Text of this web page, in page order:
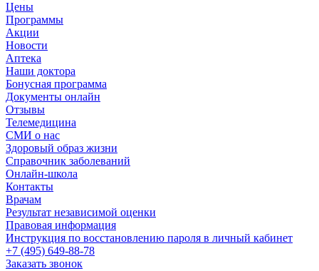
Цены
Программы
Акции
Новости
Аптека
Наши доктора
Бонусная программа
Документы онлайн
Отзывы
Телемедицина
СМИ о нас
Здоровый образ жизни
Справочник заболеваний
Онлайн-школа
Контакты
Врачам
Результат независимой оценки
Правовая информация
Инструкция по восстановлению пароля в личный кабинет
+7 (495) 649-88-78
Заказать звонок